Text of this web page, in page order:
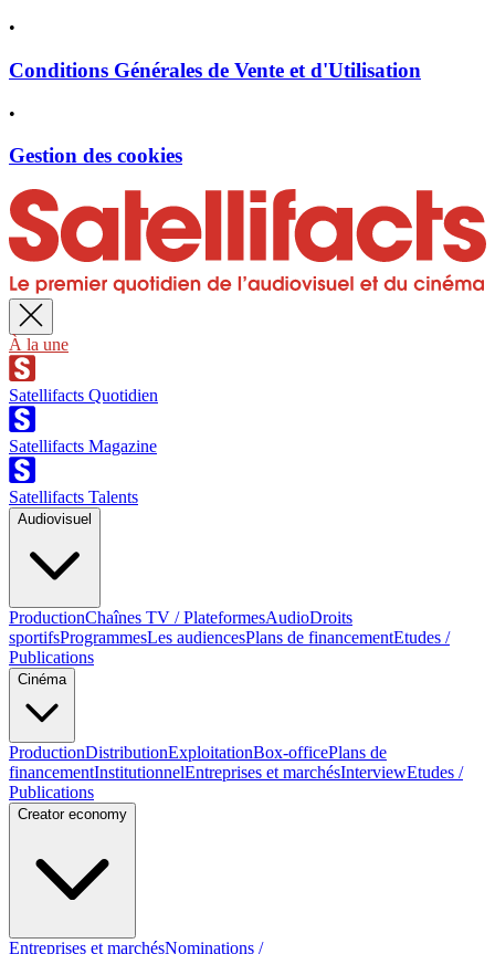
•
Conditions Générales de Vente et d'Utilisation
•
Gestion des cookies
À la une
Satellifacts Quotidien
Satellifacts Magazine
Satellifacts Talents
Audiovisuel
ProductionChaînes TV / PlateformesAudioDroits
sportifsProgrammesLes audiencesPlans de financementEtudes /
Publications
Cinéma
ProductionDistributionExploitationBox-officePlans de
financementInstitutionnelEntreprises et marchésInterviewEtudes /
Publications
Creator economy
Entreprises et marchésNominations /